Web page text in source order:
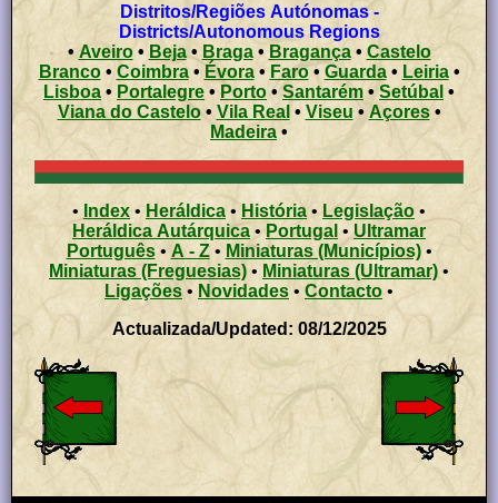
Distritos/Regiões Autónomas -
Districts/Autonomous Regions
• Aveiro• Beja• Braga•Bragança• Castelo
Branco• Coimbra• Évora• Faro• Guarda• Leiria•
Lisboa • Portalegre • Porto • Santarém • Setúbal •
Viana do Castelo• Vila Real • Viseu • Açores •
Madeira •
• Index • Heráldica •História • Legislação •
Heráldica Autárquica • Portugal • Ultramar
Português• A - Z• Miniaturas (Municípios)•
Miniaturas (Freguesias) • Miniaturas (Ultramar) •
Ligações • Novidades • Contacto •
Actualizada/Updated: 08/12/2025